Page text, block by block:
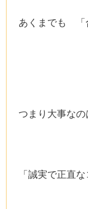
あくまでも 「
つまり大事なの
「誠実で正直